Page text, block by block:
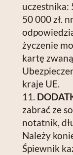
uczestnika:
50 000 zł.
życzenie
kartę
kraje UE.
zabrać ze
notatnik,
Należy
Śpiewnik